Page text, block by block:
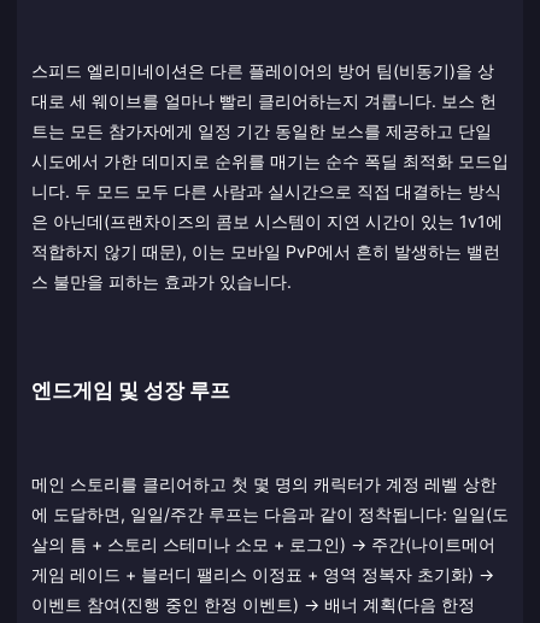
스피드 엘리미네이션은 다른 플레이어의 방어 팀(비동기)을 상
대로 세 웨이브를 얼마나 빨리 클리어하는지 겨룹니다. 보스 헌
트는 모든 참가자에게 일정 기간 동일한 보스를 제공하고 단일
시도에서 가한 데미지로 순위를 매기는 순수 폭딜 최적화 모드입
니다. 두 모드 모두 다른 사람과 실시간으로 직접 대결하는 방식
은 아닌데(프랜차이즈의 콤보 시스템이 지연 시간이 있는 1v1에
적합하지 않기 때문), 이는 모바일 PvP에서 흔히 발생하는 밸런
스 불만을 피하는 효과가 있습니다.
엔드게임 및 성장 루프
메인 스토리를 클리어하고 첫 몇 명의 캐릭터가 계정 레벨 상한
에 도달하면, 일일/주간 루프는 다음과 같이 정착됩니다: 일일(도
살의 틈 + 스토리 스테미나 소모 + 로그인) → 주간(나이트메어
게임 레이드 + 블러디 팰리스 이정표 + 영역 정복자 초기화) →
이벤트 참여(진행 중인 한정 이벤트) → 배너 계획(다음 한정